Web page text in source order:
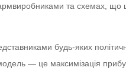
та схемах, що
будь-яких
— це максимізація